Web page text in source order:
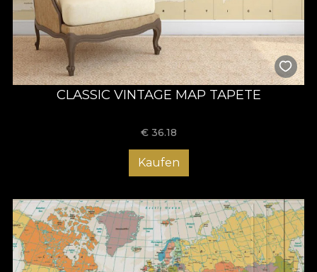
CLASSIC VINTAGE MAP TAPETE
€ 36.18
Kaufen